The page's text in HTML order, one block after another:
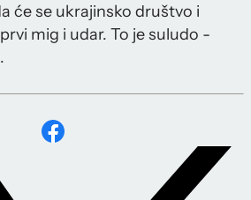
će se ukrajinsko društvo i
mig i udar. To je suludo -